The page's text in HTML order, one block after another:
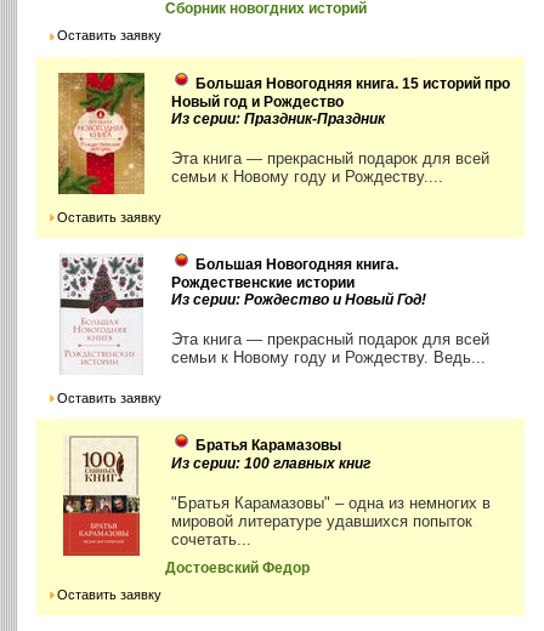
Сборник новогдних историй
Оставить заявку
Большая Новогодняя книга. 15 историй про
Новый год и Рождество
Из серии: Праздник-Праздник
Эта книга — прекрасный подарок для всей
семьи к Новому году и Рождеству....
Оставить заявку
Большая Новогодняя книга.
Рождественские истории
Из серии: Рождество и Новый Год!
Эта книга — прекрасный подарок для всей
семьи к Новому году и Рождеству. Ведь...
Оставить заявку
Братья Карамазовы
Из серии: 100 главных книг
"Братья Карамазовы" – одна из немногих в
мировой литературе удавшихся попыток
сочетать...
Достоевский Федор
Оставить заявку